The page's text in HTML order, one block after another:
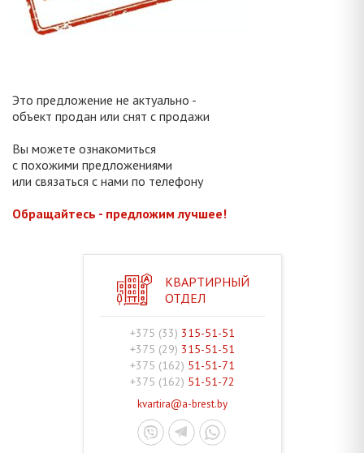
Это предложение не актуально -
объект продан или снят с продажи
Вы можете ознакомиться
с похожими предложениями
или связаться с нами по телефону
Обращайтесь - предложим лучшее!
КВАРТИРНЫЙ
ОТДЕЛ
+375 (33) 315-51-51
+375 (29) 315-51-51
+375 (162) 51-51-71
+375 (162) 51-51-72
kvartira@a-brest.by